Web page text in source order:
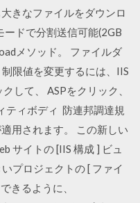
きなファイルをダウンロ
ドで分割送信可能(2GB
メソッド。 ファイルダ
限値を変更するには、IIS
して、 ASPをクリック、
ティボディ 防連邦調達規
用されます。 この新しい
サイトの [IIS 構成 ] ビュ
プロジェクトの [ ファイ
きるように、